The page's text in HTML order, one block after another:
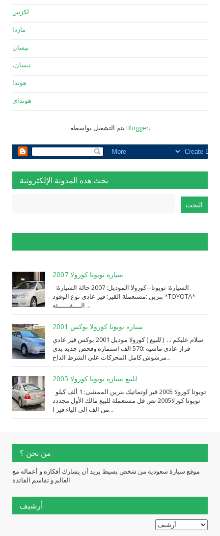
لكزس
مازدا
نيسان
نيسان،
هوندا
هونداي
Blogger.
بحث هذه المدونة الإلكترونية
سيارة تويوتا كورولا 2007
⁨مستعملة⁩ القير: ⁨قير عادي⁩ نوع الوقود: ⁨بنزين⁩ *TOYOTA*
الــــفــــــئه ...
سيارة تويوتا كورولا بوكس 2001
سلام عليكم ... ( للبيع ) كورولا موديل 2001 بوكس قير عادي
قزاز عادي ماشيه :570 الف استماره وفحص جديد بدي
مرشوش كامل المحركات علي الشرط الداخ...
للبيع سيارة تويوتا كورولا 2005
تويوتا كورلا2005 نص فل مستعملة للبيع مالك الأول مجددد
من الف الى الياء قير ا...
من نحن ؟
موقع سيارة سعودية من شخص بسيط يريد أن يشارك أفكاره و أعماله مع
العالم و تقاسم الفائدة
أرشيف